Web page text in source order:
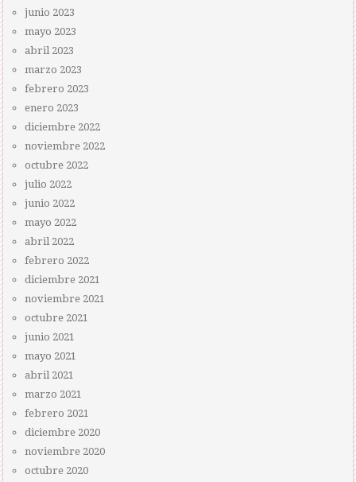
junio 2023
mayo 2023
abril 2023
marzo 2023
febrero 2023
enero 2023
diciembre 2022
noviembre 2022
octubre 2022
julio 2022
junio 2022
mayo 2022
abril 2022
febrero 2022
diciembre 2021
noviembre 2021
octubre 2021
junio 2021
mayo 2021
abril 2021
marzo 2021
febrero 2021
diciembre 2020
noviembre 2020
octubre 2020